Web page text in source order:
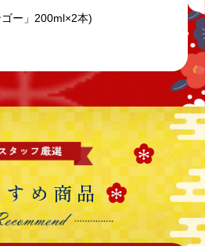
ー」200ml×2本)
すめ商品